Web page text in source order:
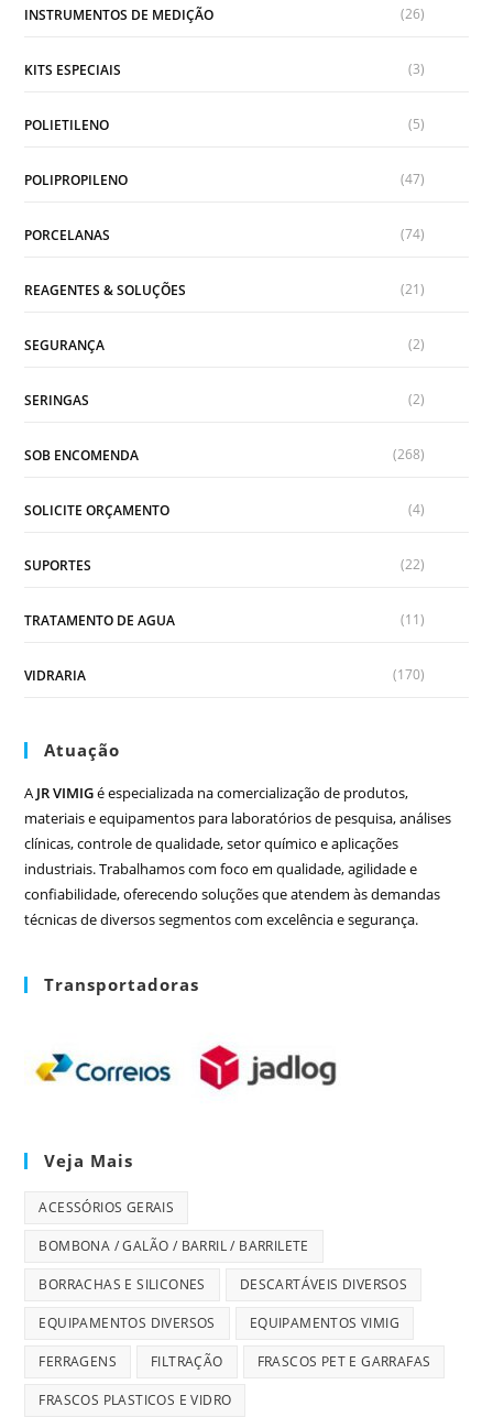
INSTRUMENTOS DE MEDIÇÃO (26)
KITS ESPECIAIS (3)
POLIETILENO (5)
POLIPROPILENO (47)
PORCELANAS (74)
REAGENTES & SOLUÇÕES (21)
SEGURANÇA (2)
SERINGAS (2)
SOB ENCOMENDA (268)
SOLICITE ORÇAMENTO (4)
SUPORTES (22)
TRATAMENTO DE AGUA (11)
VIDRARIA (170)
Atuação
A JR VIMIGé especializada na comercialização de produtos,
materiais e equipamentos para laboratórios de pesquisa, análises
clínicas, controle de qualidade, setor químico e aplicações
industriais. Trabalhamos com foco em qualidade, agilidade e
confiabilidade, oferecendo soluções que atendem às demandas
técnicas de diversos segmentos com excelência e segurança.
Transportadoras
Veja Mais
ACESSÓRIOS GERAIS
BOMBONA / GALÃO / BARRIL / BARRILETE
BORRACHAS E SILICONES DESCARTÁVEIS DIVERSOS
EQUIPAMENTOS DIVERSOS EQUIPAMENTOS VIMIG
FERRAGENS FILTRAÇÃO FRASCOS PET E GARRAFAS
FRASCOS PLASTICOS E VIDRO